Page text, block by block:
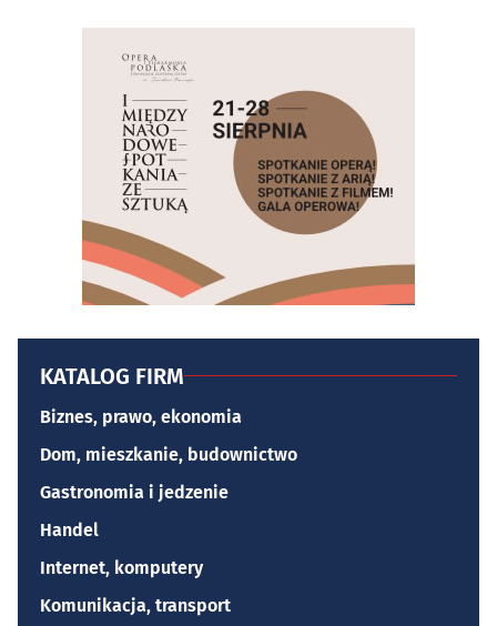
KATALOG FIRM
Biznes, prawo, ekonomia
Dom, mieszkanie, budownictwo
Gastronomia i jedzenie
Handel
Internet, komputery
Komunikacja, transport